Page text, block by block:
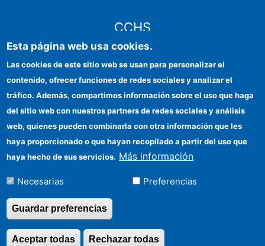
CCHS
Identidad institucional
Ayudas FEDER
Organismos financiadores
Contacto
Cómo llegar
©Copyright 2026 Todos los derechos reservados
Esta página web usa cookies.
Las cookies de este sitio web se usan para personalizar el
contenido, ofrecer funciones de redes sociales y analizar el
tráfico. Además, compartimos información sobre el uso que haga
del sitio web con nuestros partners de redes sociales y análisis
web, quienes pueden combinarla con otra información que les
haya proporcionado o que hayan recopilado a partir del uso que
haya hecho de sus servicios. Más información
Necesarias Preferencias
Guardar preferencias
Rechazar todas
Aceptar todas